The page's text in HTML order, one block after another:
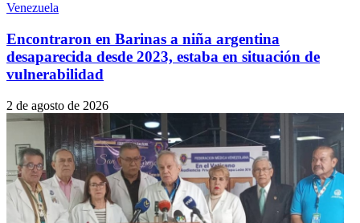
Venezuela
Encontraron en Barinas a niña argentina
desaparecida desde 2023, estaba en situación de
vulnerabilidad
2 de agosto de 2026